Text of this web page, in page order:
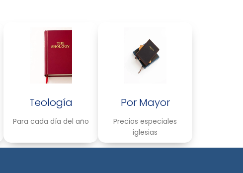
Teología
Para cada día del año
Por Mayor
Precios especiales
iglesias